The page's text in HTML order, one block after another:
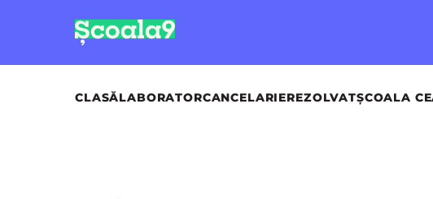
CLASĂLABORATORCANCELARIEREZOLVATȘCOALA